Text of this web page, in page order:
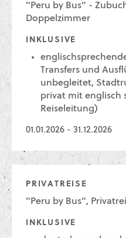
"Peru by Bus" -
Doppelzimmer
INKLUSIVE
Transfers und
unbegleitet,
privat mit englisch
Reiseleitung)
01.01.2026 - 31.12.2026
PRIVATREISE
"Peru by Bus",
INKLUSIVE